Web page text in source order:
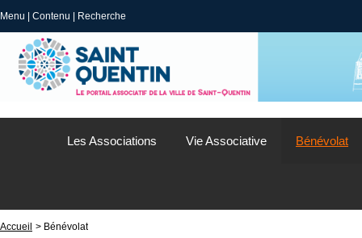
Menu Contenu Recherche
Les Associations Vie Associative Bénévolat
Accueil > Bénévolat